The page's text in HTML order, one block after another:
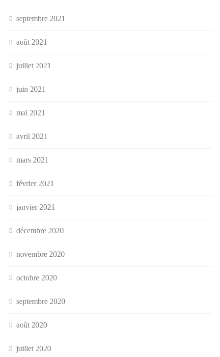
septembre 2021
août 2021
juillet 2021
juin 2021
mai 2021
avril 2021
mars 2021
février 2021
janvier 2021
décembre 2020
novembre 2020
octobre 2020
septembre 2020
août 2020
juillet 2020